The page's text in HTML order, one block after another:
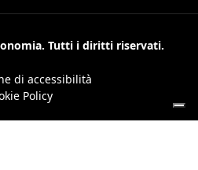
Tutti i diritti riservati.
di accessibilità
Policy